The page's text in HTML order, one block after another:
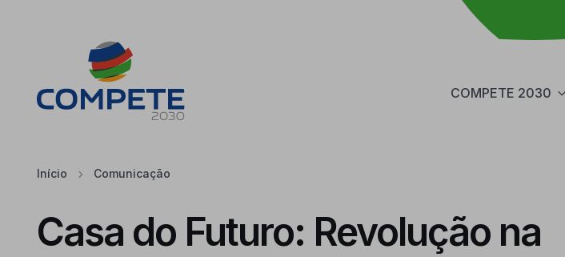
COMPETE 2030
Início Comunicação
Casa do Futuro: Revolução na